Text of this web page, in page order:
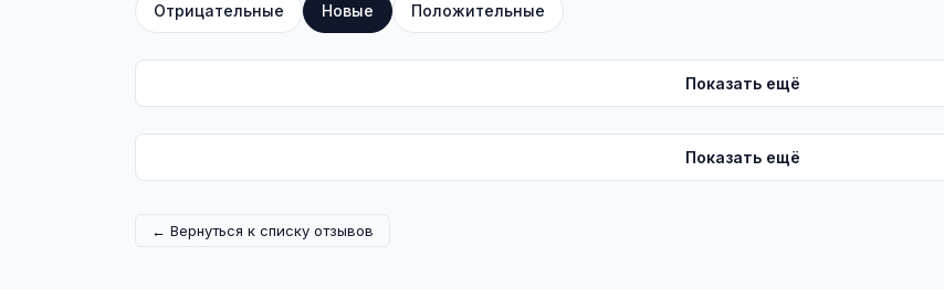
Отрицательные Новые Положительные
Показать ещё
Показать ещё
← Вернуться к списку отзывов